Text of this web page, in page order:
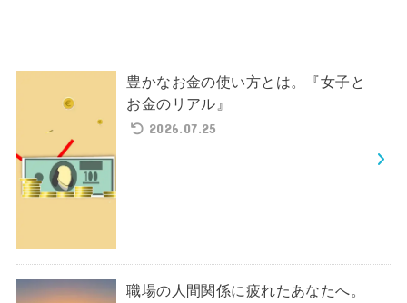
豊かなお金の使い方とは。『女子と
お金のリアル』
2026.07.25
職場の人間関係に疲れたあなたへ。